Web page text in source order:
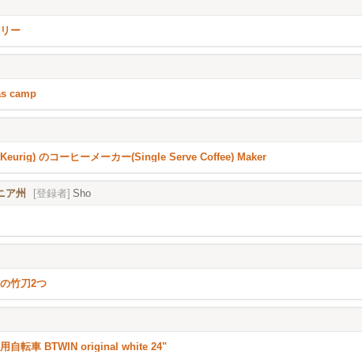
ー
camp
のコーヒーメーカー(Single Serve Coffee) Maker
ア州 [登録者] Sho
竹刀2つ
用自転車 BTWIN original white 24"